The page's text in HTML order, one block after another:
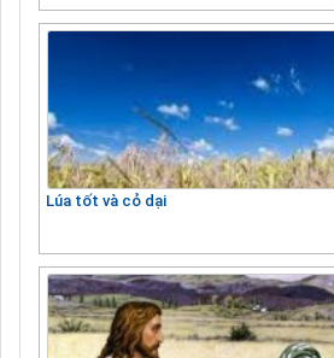
Lúa tốt và cỏ dại